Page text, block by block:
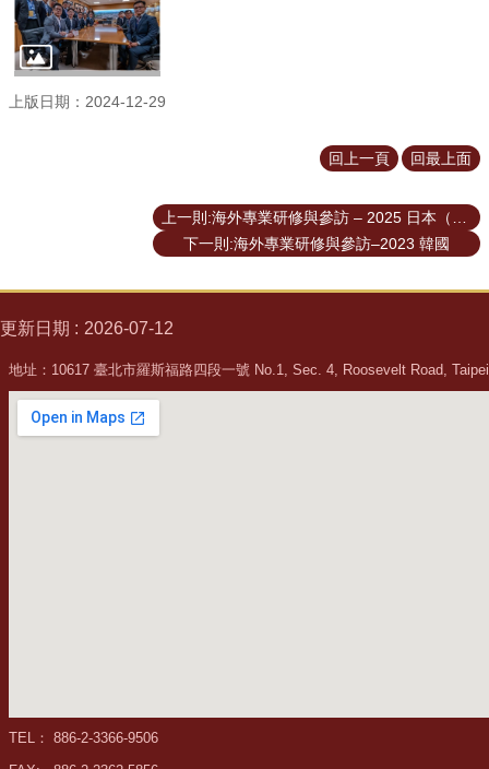
上版日期：2024-12-29
回上一頁 回最上面
下一則:海外專業研修與參訪–2023 韓國
更新日期 2026-07-12
地址：10617 臺北市羅斯福路四段一號 No.1, Sec. 4, Roosevelt Road,
TEL： 886-2-3366-9506